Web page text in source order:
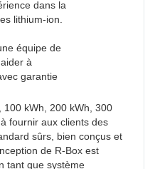
dans la
lithium-ion.
équipe de
à
garantie
fournir aux clients des
sûrs, bien conçus et
de R-Box est
tant que système